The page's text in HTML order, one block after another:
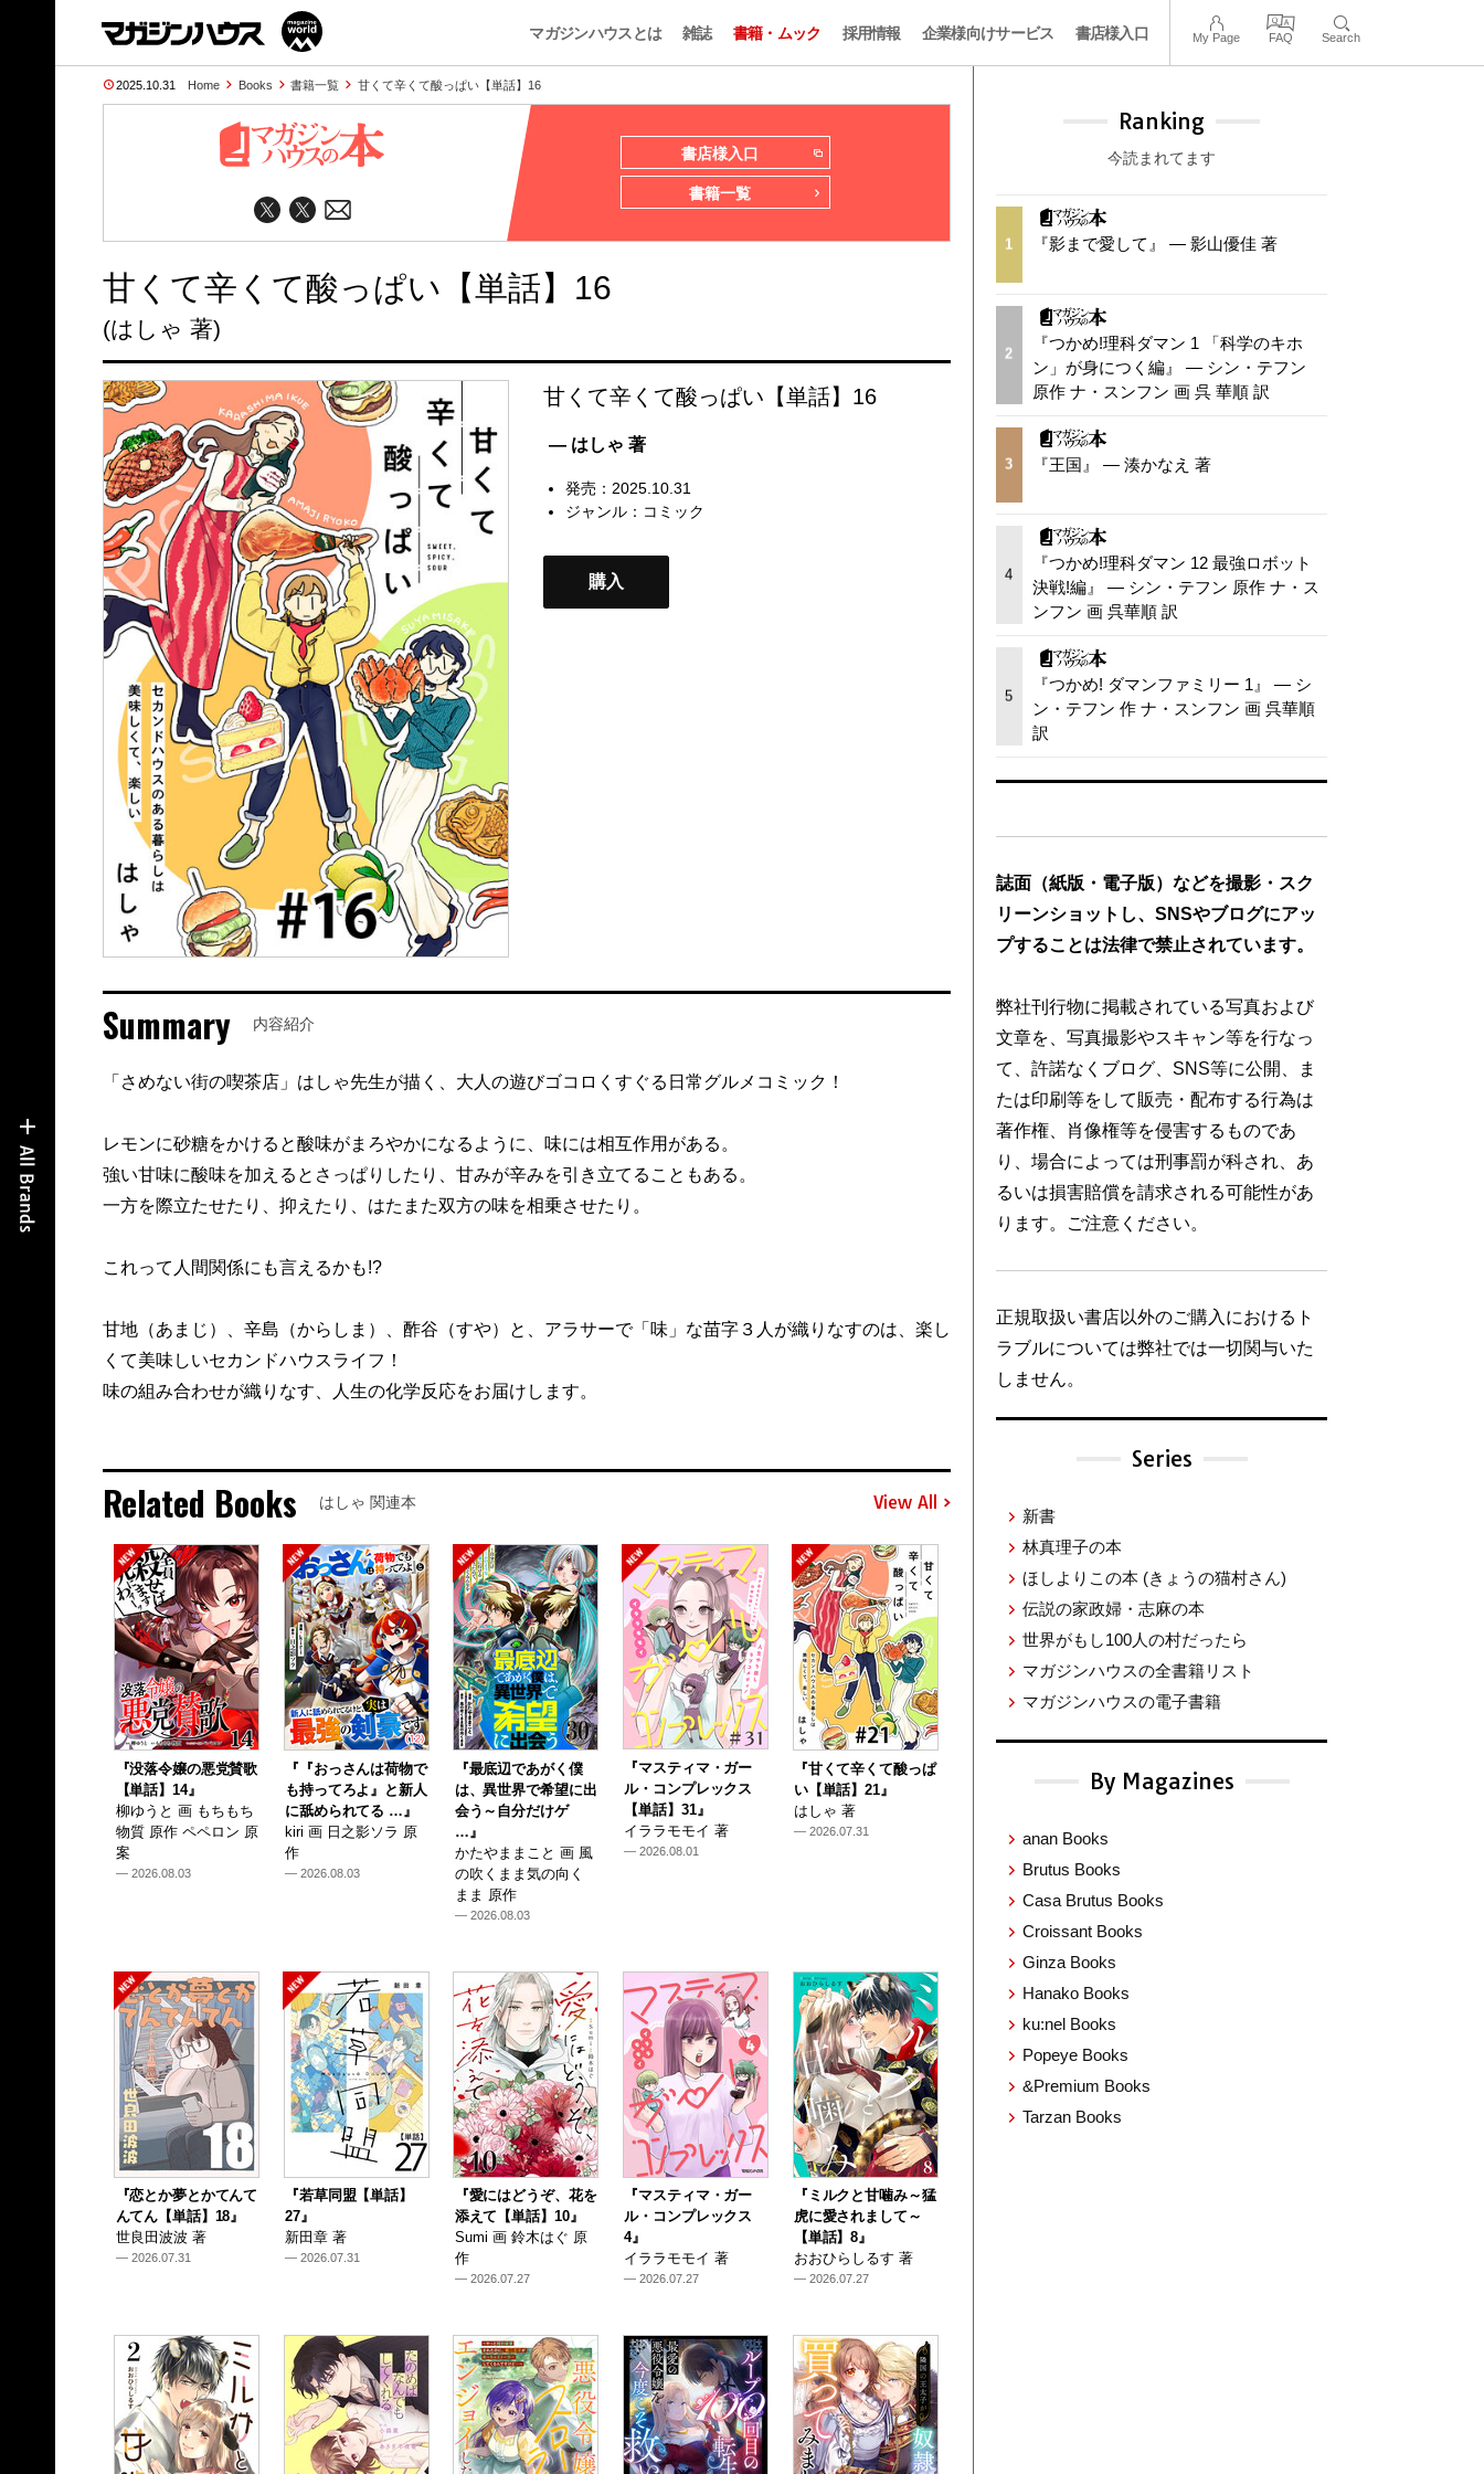
マガジンハウスとは 雑誌 書籍・ムック 採用情報 企業様向けサービス 書店様入口 My Page FAQ Search
2025.10.31 Home Books 書籍一覧 甘くて辛くて酸っぱい【単話】16
書店様入口
書籍一覧
甘くて辛くて酸っぱい【単話】16
(はしゃ 著)
甘くて辛くて酸っぱい【単話】16
— はしゃ 著
発売：2025.10.31
ジャンル： コミック
購入
Summary 内容紹介
「さめない街の喫茶店」はしゃ先生が描く、大人の遊びゴコロくすぐる日常グルメコミック！
レモンに砂糖をかけると酸味がまろやかになるように、味には相互作用がある。
強い甘味に酸味を加えるとさっぱりしたり、甘みが辛みを引き立てることもある。
一方を際立たせたり、抑えたり、はたまた双方の味を相乗させたり。
これって人間関係にも言えるかも!?
甘地（あまじ）、辛島（からしま）、酢谷（すや）と、アラサーで「味」な苗字３人が織りなすのは、楽し
くて美味しいセカンドハウスライフ！
味の組み合わせが織りなす、人生の化学反応をお届けします。
Related Books はしゃ 関連本 View All
『没落令嬢の悪党賛歌
【単話】14』
柳ゆうと 画 もちもち
物質 原作 ペペロン 原
案
— 2026.08.03
『『おっさんは荷物で
も持ってろよ』と新人
に舐められてる …』
kiri 画 日之影ソラ 原
作
— 2026.08.03
『最底辺であがく僕
は、異世界で希望に出
会う～自分だけゲ
…』
かたやままこと 画 風
の吹くまま気の向く
まま 原作
— 2026.08.03
『マスティマ・ガー
ル・コンプレックス
【単話】31』
イララモモイ 著
— 2026.08.01
『甘くて辛くて酸っぱ
い【単話】21』
はしゃ 著
— 2026.07.31
『恋とか夢とかてんて
んてん【単話】18』
世良田波波 著
— 2026.07.31
『若草同盟【単話】
27』
新田章 著
— 2026.07.31
『愛にはどうぞ、花を
添えて【単話】10』
Sumi 画 鈴木はぐ 原
作
— 2026.07.27
『マスティマ・ガー
ル・コンプレックス
4』
イララモモイ 著
— 2026.07.27
『ミルクと甘噛み～猛
虎に愛されまして～
【単話】8』
おおひらしるす 著
— 2026.07.27
Ranking
今読まれてます
1 『影まで愛して』 — 影山優佳 著
2
『つかめ!理科ダマン 1 「科学のキホ
ン」が身につく編』 — シン・テフン
原作 ナ・スンフン 画 呉 華順 訳
3 『王国』 — 湊かなえ 著
4
『つかめ!理科ダマン 12 最強ロボット
決戦!編』 — シン・テフン 原作 ナ・ス
ンフン 画 呉華順 訳
5
『つかめ! ダマンファミリー 1』 — シ
ン・テフン 作 ナ・スンフン 画 呉華順
訳
誌面（紙版・電子版）などを撮影・スク
リーンショットし、SNSやブログにアッ
プすることは法律で禁止されています。
弊社刊行物に掲載されている写真および
文章を、写真撮影やスキャン等を行なっ
て、許諾なくブログ、SNS等に公開、ま
たは印刷等をして販売・配布する行為は
著作権、肖像権等を侵害するものであ
り、場合によっては刑事罰が科され、あ
るいは損害賠償を請求される可能性があ
ります。ご注意ください。
正規取扱い書店以外のご購入におけるト
ラブルについては弊社では一切関与いた
しません。
Series
新書
林真理子の本
ほしよりこの本 (きょうの猫村さん)
伝説の家政婦・志麻の本
世界がもし100人の村だったら
マガジンハウスの全書籍リスト
マガジンハウスの電子書籍
By Magazines
anan Books
Brutus Books
Casa Brutus Books
Croissant Books
Ginza Books
Hanako Books
ku:nel Books
Popeye Books
&Premium Books
Tarzan Books